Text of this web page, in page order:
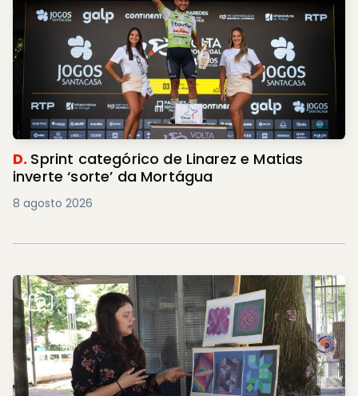
D. Sprint categórico de Linarez e Matias
inverte ‘sorte’ da Mortágua
8 agosto 2026